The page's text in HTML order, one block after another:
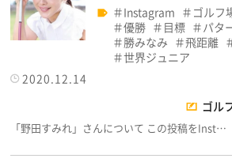
Instagram
ゴルフ
優勝
目標 パタ
勝みなみ
飛距離
世界ジュニア
2020.12.14
ゴル
「野田すみれ」さんについて この投稿をInst…